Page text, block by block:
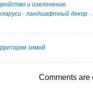
и озеленение.
·ландшафтный декор ·
зимой
Comments are